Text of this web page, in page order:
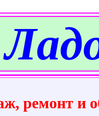
ремонт и